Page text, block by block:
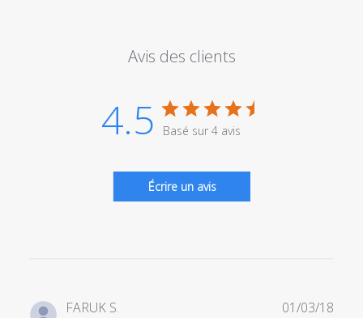
Avis des clients
4.5 Basé sur 4 avis
Écrire un avis
FARUK S. 01/03/18